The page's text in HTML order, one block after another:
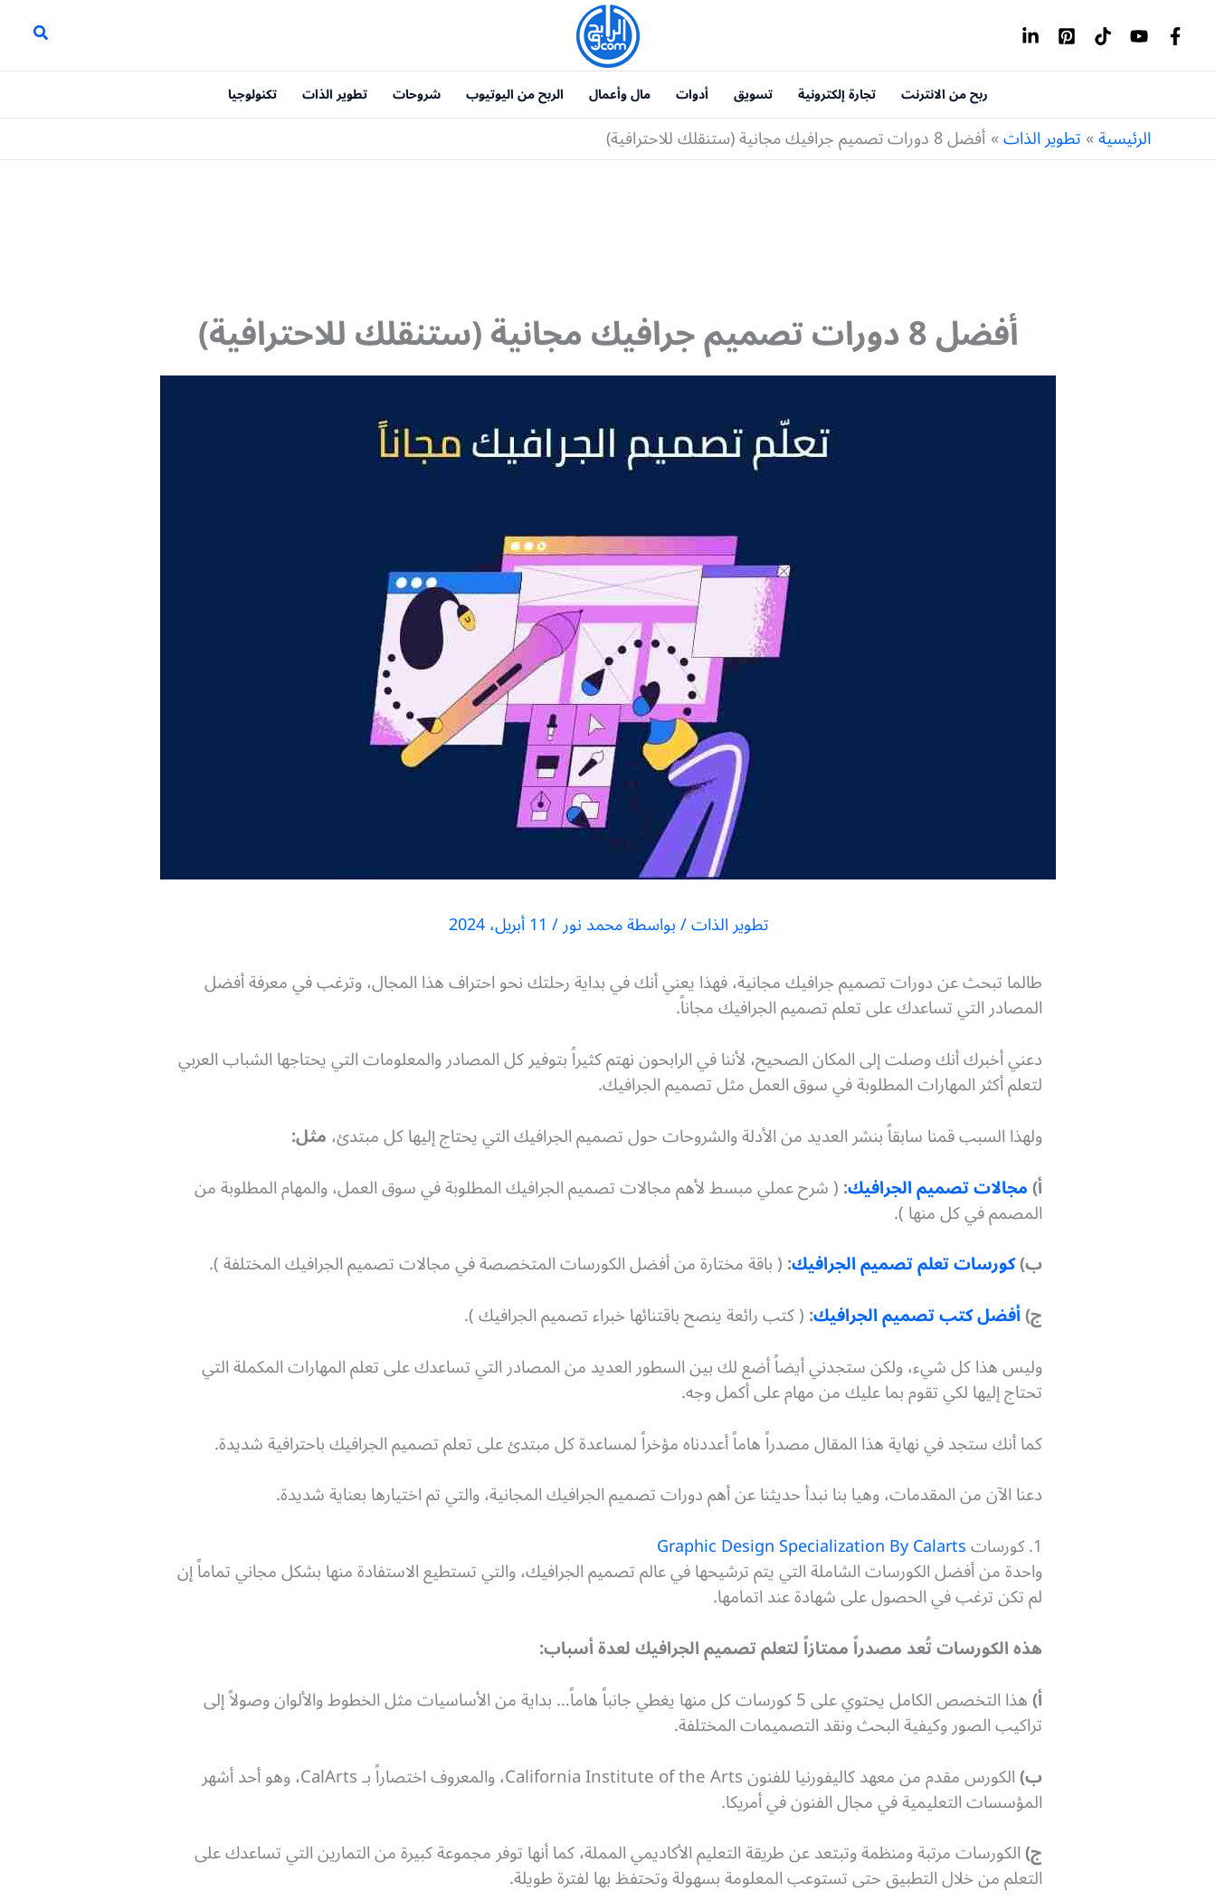
المحتوى
ربح من الانترنت تجارة إلكترونية تسويق أدوات مال وأعمال الربح من اليوتيوب شروحات تطوير الذات تكنولوجيا
الرئيسية تطوير الذات أفضل 8 دورات تصميم جرافيك مجانية (ستنقلك للاحترافية)
أفضل 8 دورات تصميم جرافيك مجانية (ستنقلك للاحترافية)
تطوير الذات/ بواسطةمحمد نور/ 11 أبريل، 2024
طالما تبحث عن دورات تصميم جرافيك مجانية، فهذا يعني أنك في بداية رحلتك نحو احتراف هذا المجال، وترغب في معرفة أفضل
المصادر التي تساعدك على تعلم تصميم الجرافيك مجاناً.
دعني أخبرك أنك وصلت إلى المكان الصحيح، لأننا في الرابحون نهتم كثيراً بتوفير كل المصادر والمعلومات التي يحتاجها الشباب العربي
لتعلم أكثر المهارات المطلوبة في سوق العمل مثل تصميم الجرافيك.
ولهذا السبب قمنا سابقاً بنشر العديد من الأدلة والشروحات حول تصميم الجرافيك التي يحتاج إليها كل مبتدئ،مثل:
أ)مجالات تصميم الجرافيك:( شرح عملي مبسط لأهم مجالات تصميم الجرافيك المطلوبة في سوق العمل، والمهام المطلوبة من
المصمم في كل منها ).
ب)كورسات تعلم تصميم الجرافيك:( باقة مختارة من أفضل الكورسات المتخصصة في مجالات تصميم الجرافيك المختلفة ).
ج)أفضل كتب تصميم الجرافيك:( كتب رائعة ينصح باقتنائها خبراء تصميم الجرافيك ).
وليس هذا كل شيء، ولكن ستجدني أيضاً أضع لك بين السطور العديد من المصادر التي تساعدك على تعلم المهارات المكملة التي
تحتاج إليها لكي تقوم بما عليك من مهام على أكمل وجه.
كما أنك ستجد في نهاية هذا المقال مصدراً هاماً أعددناه مؤخراً لمساعدة كل مبتدئ على تعلم تصميم الجرافيك باحترافية شديدة.
دعنا الآن من المقدمات، وهيا بنا نبدأ حديثنا عن أهم دورات تصميم الجرافيك المجانية، والتي تم اختيارها بعناية شديدة.
1. كورسات Graphic Design Specialization By Calarts
واحدة من أفضل الكورسات الشاملة التي يتم ترشيحها في عالم تصميم الجرافيك، والتي تستطيع الاستفادة منها بشكل مجاني تماماً إن
لم تكن ترغب في الحصول على شهادة عند اتمامها.
هذه الكورسات تُعد مصدراً ممتازاً لتعلم تصميم الجرافيك لعدة أسباب:
أ)
هذا التخصص الكامل يحتوي على 5 كورسات كل منها يغطي جانباً هاماً… بداية من الأساسيات مثل الخطوط والألوان وصولاً إلى
تراكيب الصور وكيفية البحث ونقد التصميمات المختلفة.
ب)
الكورس مقدم من معهد كاليفورنيا للفنون California Institute of the Arts، والمعروف اختصاراً بـ CalArts، وهو أحد أشهر
المؤسسات التعليمية في مجال الفنون في أمريكا.
ج)الكورسات مرتبة ومنظمة وتبتعد عن طريقة التعليم الأكاديمي المملة، كما أنها توفر مجموعة كبيرة من التمارين التي تساعدك على
التعلم من خلال التطبيق حتى تستوعب المعلومة بسهولة وتحتفظ بها لفترة طويلة.